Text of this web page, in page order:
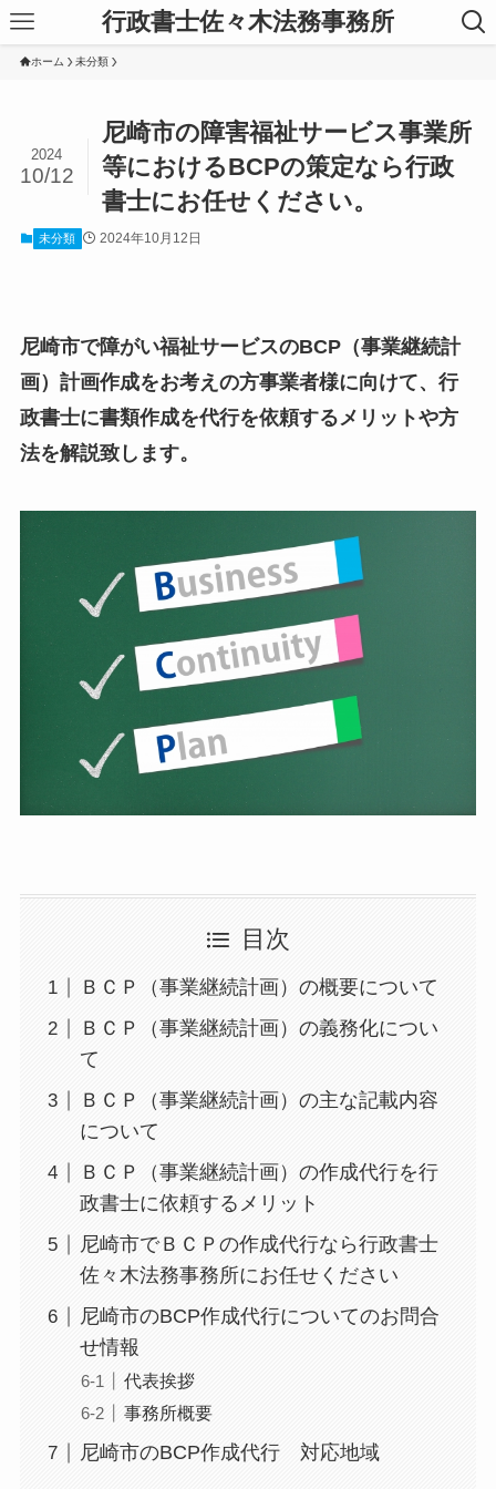
行政書士佐々木法務事務所
ホーム 未分類
尼崎市の障害福祉サービス事業所
等におけるBCPの策定なら行政
書士にお任せください。
2024
10/12
未分類 2024年10月12日
尼崎市で障がい福祉サービスのBCP（事業継続計
画）計画作成をお考えの方事業者様に向けて、行
政書士に書類作成を代行を依頼するメリットや方
法を解説致します。
目次
ＢＣＰ（事業継続計画）の概要について
ＢＣＰ（事業継続計画）の義務化につい
て
ＢＣＰ（事業継続計画）の主な記載内容
について
ＢＣＰ（事業継続計画）の作成代行を行
政書士に依頼するメリット
尼崎市でＢＣＰの作成代行なら行政書士
佐々木法務事務所にお任せください
尼崎市のBCP作成代行についてのお問合
せ情報
代表挨拶
事務所概要
尼崎市のBCP作成代行 対応地域